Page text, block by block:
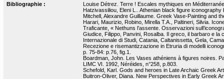
Bibliographie :
Louise Détrez. Terre ! Escales mythiques en
Hatzivassiliou, Eleni L.. Athenian black figure
Mitchell, Alexandre Guillaume. Greek Vase-Painting and
Harari, Maurizio, Robino, Mirella T.A., Paltineri, Silvia.
Traficante, « Nethuns l’assente. Osservazioni
Giudice, Filippo, Panvini, Rosalba. Il greco, il barbaro e
Internazionale di Studi, Catania, Caltanissetta, Gela,
Recezione e risemantizzazione in Etruria di modelli
p. 75-84: p.76, fig.1.
Boardman, John. Les Vases athéniens à figures noires.
LIMC VI. 1992, Néréides, n°258, p.803.
Schefold, Karl. Gods and heroes in Late Archaic Greek
Buitron-Oliver, Diana. New Perspectives in Early Greek